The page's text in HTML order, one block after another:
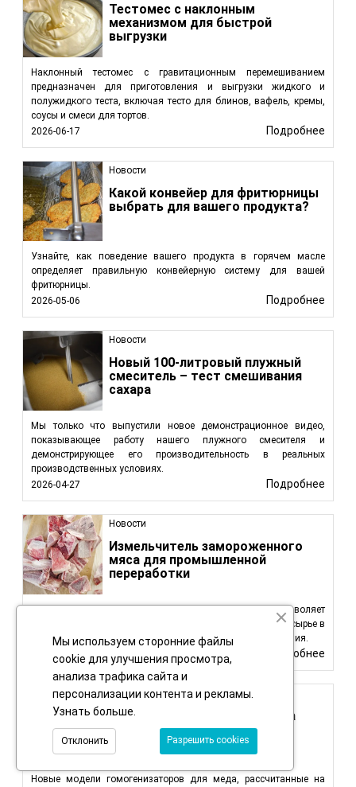
Тестомес с наклонным
механизмом для быстрой
выгрузки
Наклонный тестомес с гравитационным перемешиванием
предназначен для приготовления и выгрузки жидкого и
полужидкого теста, включая тесто для блинов, вафель, кремы,
соусы и смеси для тортов.
2026-06-17
Подробнее
Новости
Какой конвейер для фритюрницы
выбрать для вашего продукта?
Узнайте, как поведение вашего продукта в горячем масле
определяет правильную конвейерную систему для вашей
фритюрницы.
2026-05-06
Подробнее
Новости
Новый 100-литровый плужный
смеситель – тест смешивания
сахара
Мы только что выпустили новое демонстрационное видео,
показывающее работу нашего плужного смесителя и
демонстрирующее его производительность в реальных
производственных условиях.
2026-04-27
Подробнее
Новости
Измельчитель замороженного
мяса для промышленной
переработки
Измельчитель замороженных блоков FBF600 позволяет
напрямую перерабатывать замороженное мясо и другое сырье в
однородные хлопья без предварительного размораживания.
2026-02-25
Подробнее
Новости
Новые гомогенизаторы меда
объемом 500 кг и 1000 кг
Новые модели гомогенизаторов для меда, рассчитанные на
Мы используем сторонние файлы
cookie для улучшения просмотра,
анализа трафика сайта и
персонализации контента и рекламы.
Узнать больше
Разрешить cookies
Отклонить